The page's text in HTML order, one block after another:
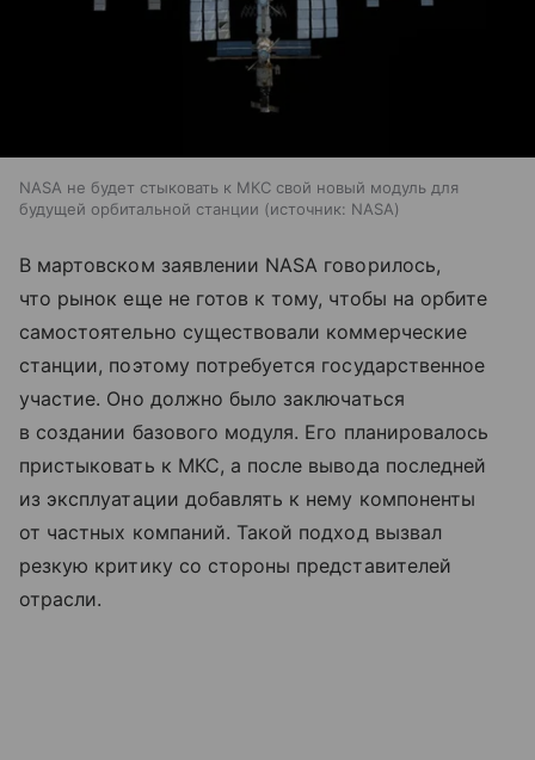
NASA не будет стыковать к МКС свой новый модуль для
будущей орбитальной станции
источник: NASA
В мартовском заявлении NASA говорилось,
что рынок еще не готов к тому, чтобы на орбите
самостоятельно существовали коммерческие
станции, поэтому потребуется государственное
участие. Оно должно было заключаться
в создании базового модуля. Его планировалось
пристыковать к МКС, а после вывода последней
из эксплуатации добавлять к нему компоненты
от частных компаний. Такой подход вызвал
резкую критику со стороны представителей
отрасли.